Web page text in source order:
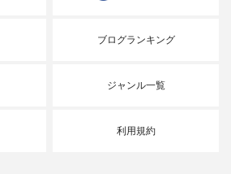
ブログランキング
ジャンル一覧
利用規約